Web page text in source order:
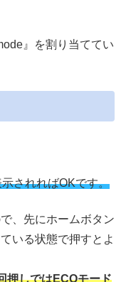
』を割り当ててい
されればOKです。
、先にホームボタン
いる状態で押すとよ
押しではECOモード